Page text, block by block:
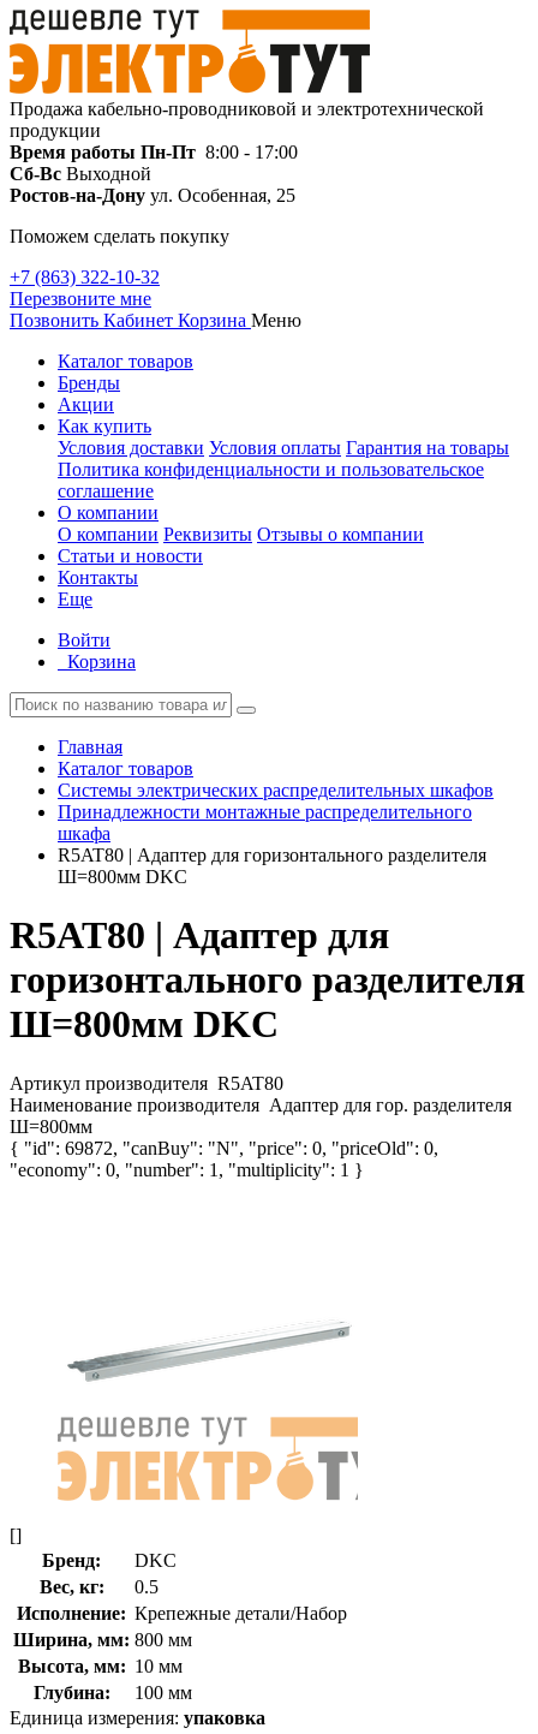
Продажа кабельно-проводниковой и электротехнической
продукции
Время работы Пн-Пт 8:00 - 17:00
Сб-Вс Выходной
Ростов-на-Дону ул. Особенная, 25
Поможем сделать покупку
+7 (863) 322-10-32
Перезвоните мне
Позвонить Кабинет Корзина Меню
Каталог товаров
Бренды
Акции
Как купить
Условия доставки Условия оплаты Гарантия на товары
Политика конфиденциальности и пользовательское
соглашение
О компании
О компании Реквизиты Отзывы о компании
Статьи и новости
Контакты
Еще
Войти
Корзина
Главная
Каталог товаров
Системы электрических распределительных шкафов
Принадлежности монтажные распределительного
шкафа
R5AT80 | Адаптер для горизонтального разделителя
Ш=800мм DKC
R5AT80 | Адаптер для
горизонтального разделителя
Ш=800мм DKC
Артикул производителя R5AT80
Наименование производителя Адаптер для гор. разделителя
Ш=800мм
{ "id": 69872, "canBuy": "N", "price": 0, "priceOld": 0,
"economy": 0, "number": 1, "multiplicity": 1 }
[]
Бренд:
DKC
Вес, кг:
0.5
Исполнение: Крепежные детали/Набор
Ширина, мм: 800 мм
Высота, мм: 10 мм
Глубина:
100 мм
Единица измерения: упаковка